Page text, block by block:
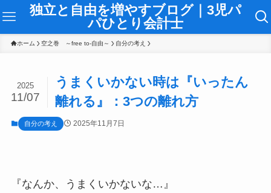
独立と自由を増やすブログ｜3児パ
パひとり会計士
ホーム 空之巻 ～free to-自由～ 自分の考え
うまくいかない時は『いったん
離れる』：3つの離れ方
2025
11/07
自分の考え 2025年11月7日
『なんか、うまくいかないな…』